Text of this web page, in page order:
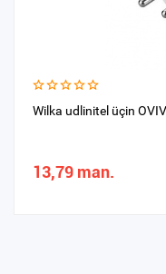
Wilka udlinitel üçin
13,79 man.